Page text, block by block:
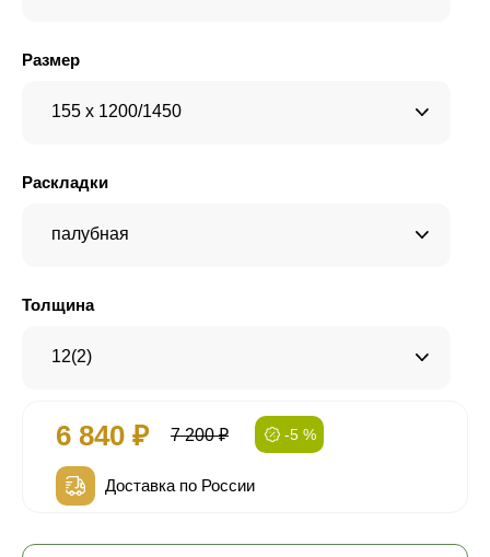
Размер
155 x 1200/1450
Раскладки
палубная
Толщина
12(2)
6 840 ₽ 7 200 ₽ -5 %
Доставка по России